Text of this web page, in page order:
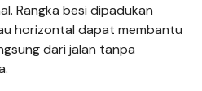
Rangka besi dipadukan
horizontal dapat membantu
dari jalan tanpa